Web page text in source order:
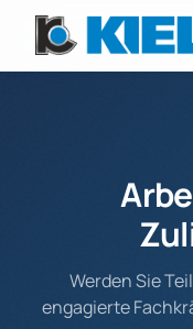
Werden Sie
engagierte